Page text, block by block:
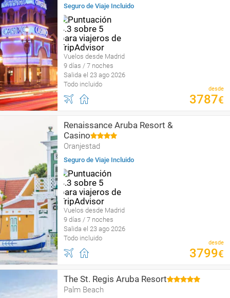
Seguro de Viaje Incluido
Vuelos desde Madrid
9 días / 7 noches
Salida el 23 ago 2026
Todo incluido
desde
3787€
Renaissance Aruba Resort &
Casino
Oranjestad
Seguro de Viaje Incluido
Vuelos desde Madrid
9 días / 7 noches
Salida el 23 ago 2026
Todo incluido
desde
3799€
The St. Regis Aruba Resort
Palm Beach